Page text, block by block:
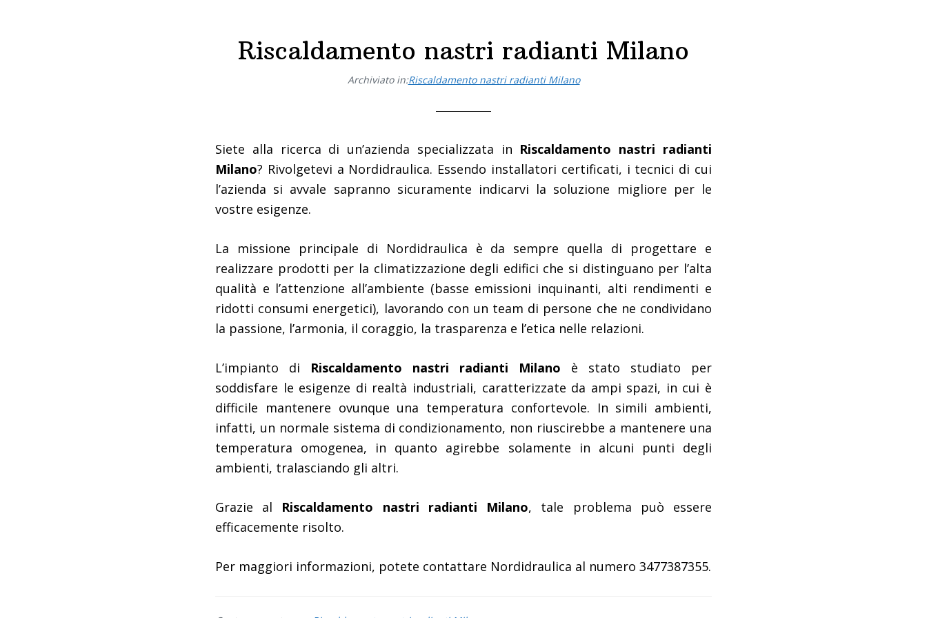
Riscaldamento nastri radianti Milano
Archiviato in:Riscaldamento nastri radianti Milano
Siete alla ricerca di un’azienda specializzata in Riscaldamento nastri radianti
Milano? Rivolgetevi a Nordidraulica. Essendo installatori certificati, i tecnici di cui
l’azienda si avvale sapranno sicuramente indicarvi la soluzione migliore per le
vostre esigenze.
La missione principale di Nordidraulica è da sempre quella di progettare e
realizzare prodotti per la climatizzazione degli edifici che si distinguano per l’alta
qualità e l’attenzione all’ambiente (basse emissioni inquinanti, alti rendimenti e
ridotti consumi energetici), lavorando con un team di persone che ne condividano
la passione, l’armonia, il coraggio, la trasparenza e l’etica nelle relazioni.
L’impianto di Riscaldamento nastri radianti Milano è stato studiato per
soddisfare le esigenze di realtà industriali, caratterizzate da ampi spazi, in cui è
difficile mantenere ovunque una temperatura confortevole. In simili ambienti,
infatti, un normale sistema di condizionamento, non riuscirebbe a mantenere una
temperatura omogenea, in quanto agirebbe solamente in alcuni punti degli
ambienti, tralasciando gli altri.
Grazie al Riscaldamento nastri radianti Milano, tale problema può essere
efficacemente risolto.
Per maggiori informazioni, potete contattare Nordidraulica al numero 3477387355.